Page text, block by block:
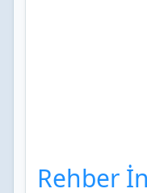
Rehber